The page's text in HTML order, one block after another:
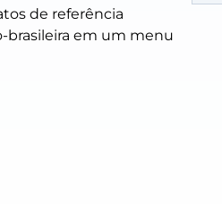
de referência
brasileira em um menu